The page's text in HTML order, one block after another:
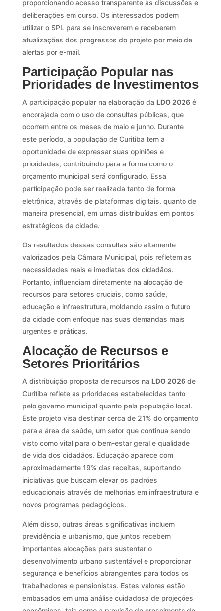
proporcionando acesso transparente às discussões e
deliberações em curso. Os interessados podem
utilizar o SPL para se inscreverem e receberem
atualizações dos progressos do projeto por meio de
alertas por e-mail.
Participação Popular nas
Prioridades de Investimentos
A participação popular na elaboração da LDO 2026é
encorajada com o uso de consultas públicas, que
ocorrem entre os meses de maio e junho. Durante
este período, a população de Curitiba tem a
oportunidade de expressar suas opiniões e
prioridades, contribuindo para a forma como o
orçamento municipal será configurado. Essa
participação pode ser realizada tanto de forma
eletrônica, através de plataformas digitais, quanto de
maneira presencial, em urnas distribuídas em pontos
estratégicos da cidade.
Os resultados dessas consultas são altamente
valorizados pela Câmara Municipal, pois refletem as
necessidades reais e imediatas dos cidadãos.
Portanto, influenciam diretamente na alocação de
recursos para setores cruciais, como saúde,
educação e infraestrutura, moldando assim o futuro
da cidade com enfoque nas suas demandas mais
urgentes e práticas.
Alocação de Recursos e
Setores Prioritários
A distribuição proposta de recursos na LDO 2026de
Curitiba reflete as prioridades estabelecidas tanto
pelo governo municipal quanto pela população local.
Este projeto visa destinar cerca de 21% do orçamento
para a área da saúde, um setor que continua sendo
visto como vital para o bem-estar geral e qualidade
de vida dos cidadãos. Educação aparece com
aproximadamente 19% das receitas, suportando
iniciativas que buscam elevar os padrões
educacionais através de melhorias em infraestrutura e
novos programas pedagógicos.
Além disso, outras áreas significativas incluem
previdência e urbanismo, que juntos recebem
importantes alocações para sustentar o
desenvolvimento urbano sustentável e proporcionar
segurança e benefícios abrangentes para todos os
trabalhadores e pensionistas. Estes valores estão
embasados em uma análise cuidadosa de projeções